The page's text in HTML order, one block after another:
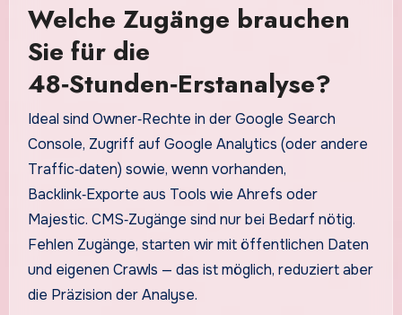
Welche Zugänge brauchen
Sie für die
48‑Stunden‑Erstanalyse?
Ideal sind Owner‑Rechte in der Google Search
Console, Zugriff auf Google Analytics (oder andere
Traffic‑daten) sowie, wenn vorhanden,
Backlink‑Exporte aus Tools wie Ahrefs oder
Majestic. CMS‑Zugänge sind nur bei Bedarf nötig.
Fehlen Zugänge, starten wir mit öffentlichen Daten
und eigenen Crawls — das ist möglich, reduziert aber
die Präzision der Analyse.